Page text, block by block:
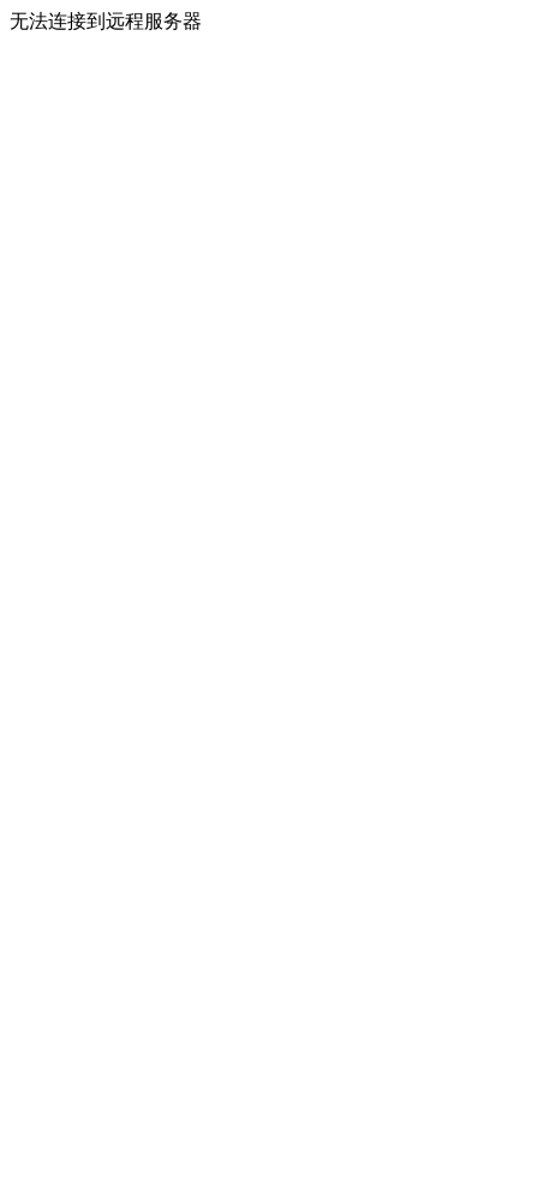
无法连接到远程服务器